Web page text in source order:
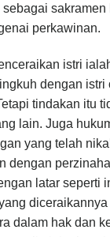
sakramen
perkawinan.
istri
dengan istri
tindakan itu
lain. Juga
yang telah
dengan
latar seperti
dalam hak dan